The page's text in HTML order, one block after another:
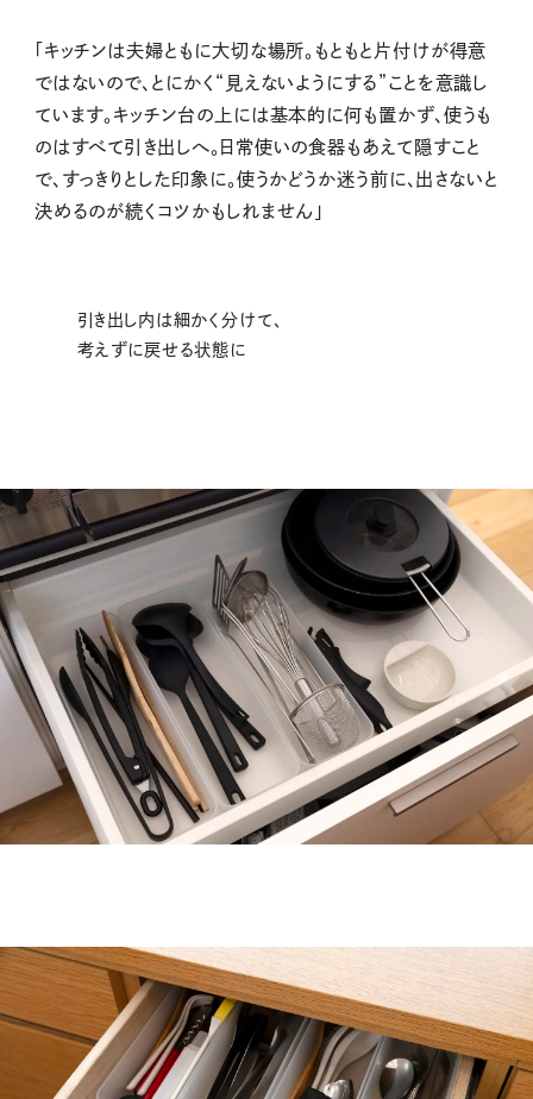
「キッチンは夫婦ともに大切な場所。もともと片付けが得意
ではないので、とにかく“見えないようにする”ことを意識し
ています。キッチン台の上には基本的に何も置かず、使うも
のはすべて引き出しへ。日常使いの食器もあえて隠すこと
で、すっきりとした印象に。使うかどうか迷う前に、出さないと
決めるのが続くコツかもしれません」
引き出し内は細かく分けて、
考えずに戻せる状態に